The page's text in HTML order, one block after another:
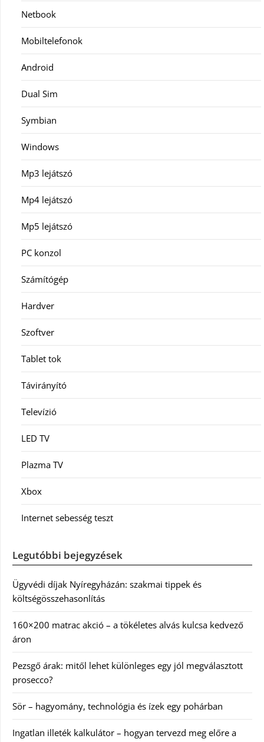
Netbook
Mobiltelefonok
Android
Dual Sim
Symbian
Windows
Mp3 lejátszó
Mp4 lejátszó
Mp5 lejátszó
PC konzol
Számítógép
Hardver
Szoftver
Tablet tok
Távirányító
Televízió
LED TV
Plazma TV
Xbox
Internet sebesség teszt
Legutóbbi bejegyzések
Ügyvédi díjak Nyíregyházán: szakmai tippek és
költségösszehasonlítás
160×200 matrac akció – a tökéletes alvás kulcsa kedvező
áron
Pezsgő árak: mitől lehet különleges egy jól megválasztott
prosecco?
Sör – hagyomány, technológia és ízek egy pohárban
Ingatlan illeték kalkulátor – hogyan tervezd meg előre a